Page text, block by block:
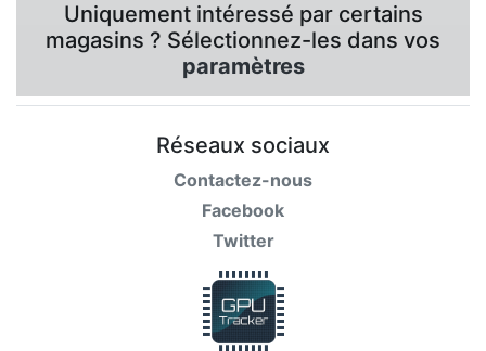
Uniquement intéressé par certains
magasins ? Sélectionnez-les dans vos
paramètres
Réseaux sociaux
Contactez-nous
Facebook
Twitter